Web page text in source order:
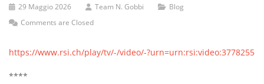
29 Maggio 2026 Team N. Gobbi
Blog
Comments are Closed
https://www.rsi.ch/play/tv/-/video/-?urn=urn:rsi:video:3778255
****